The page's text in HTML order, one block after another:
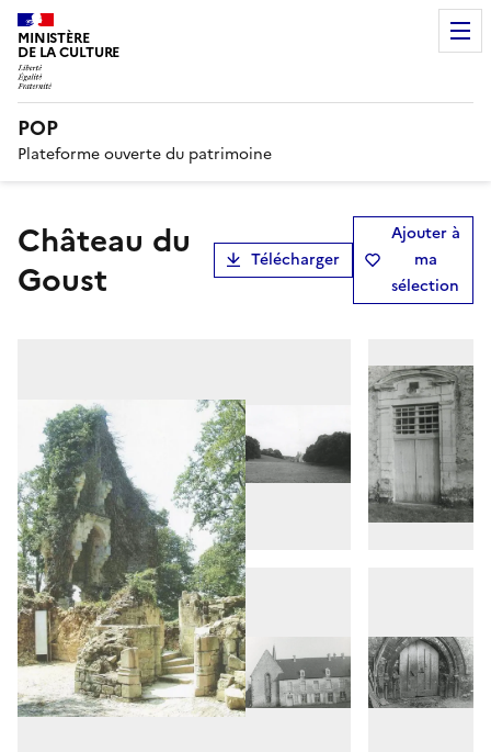
MINISTÈRE
DE LA CULTURE
POP
Plateforme ouverte du patrimoine
Château du
Goust
Télécharger
Ajouter à
ma
sélection